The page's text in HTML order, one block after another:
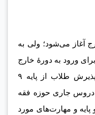
آغاز می‌شود؛ ولی به
ورود به دورۀ خارج
مؤسسه، «مقطع تمهیدی» برای پذیرش طلاب از پایه ۹
جاری حوزه فقه
و مهارت‌های مورد